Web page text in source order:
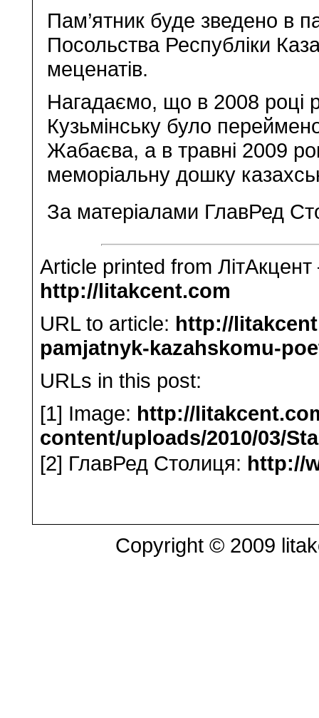
Пам’ятник буде зведено в
Посольства Республіки
меценатів.
Нагадаємо, що в 2008 році
Кузьмінську було
Жабаєва, а в травні 2009
меморіальну дошку
За матеріалами ГлавРед
Article printed from ЛітАкцент
http://litakcent.com
URL to article: http://
pamjatnyk-kazahskomu-
URLs in this post:
[1] Image: http://
content/uploads/2010/03/
[2] ГлавРед Столиця: http://
Copyright © 2009